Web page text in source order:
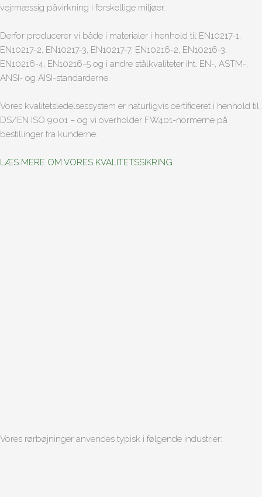
vejrmæssig påvirkning i forskellige miljøer.
Derfor producerer vi både i materialer i henhold til EN10217-1,
EN10217-2, EN10217-3, EN10217-7, EN10216-2, EN10216-3,
EN10216-4, EN10216-5 og i andre stålkvaliteter iht. EN-, ASTM-,
ANSI- og AISI-standarderne.
Vores kvalitetsledelsessystem er naturligvis certificeret i henhold til
DS/EN ISO 9001 – og vi overholder FW401-normerne på
bestillinger fra kunderne.
LÆS MERE OM VORES KVALITETSSIKRING
Vores rørbøjninger anvendes typisk i følgende industrier: